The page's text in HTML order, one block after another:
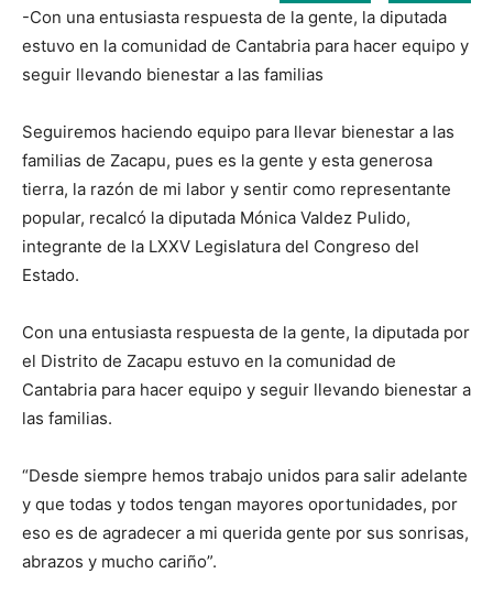
-Con una entusiasta respuesta de la gente, la diputada
estuvo en la comunidad de Cantabria para hacer equipo y
seguir llevando bienestar a las familias
Seguiremos haciendo equipo para llevar bienestar a las
familias de Zacapu, pues es la gente y esta generosa
tierra, la razón de mi labor y sentir como representante
popular, recalcó la diputada Mónica Valdez Pulido,
integrante de la LXXV Legislatura del Congreso del
Estado.
Con una entusiasta respuesta de la gente, la diputada por
el Distrito de Zacapu estuvo en la comunidad de
Cantabria para hacer equipo y seguir llevando bienestar a
las familias.
“Desde siempre hemos trabajo unidos para salir adelante
y que todas y todos tengan mayores oportunidades, por
eso es de agradecer a mi querida gente por sus sonrisas,
abrazos y mucho cariño”.